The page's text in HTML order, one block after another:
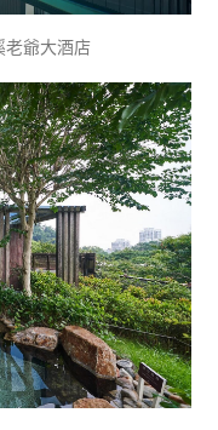
老爺大酒店